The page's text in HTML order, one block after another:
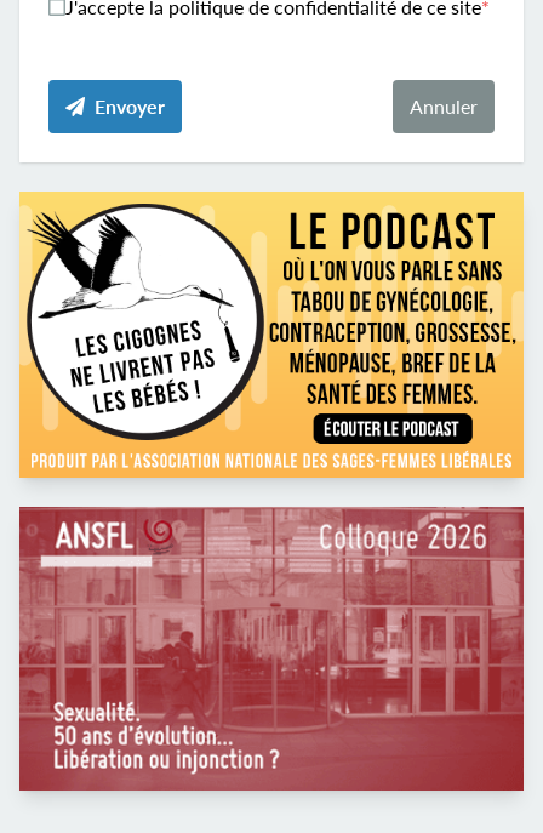
J'accepte la politique de confidentialité de ce site
Envoyer Annuler